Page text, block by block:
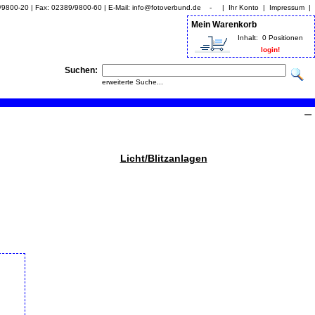
9800-20 | Fax: 02389/9800-60 | E-Mail: info@fotoverbund.de - | Ihr Konto | Impressum |
Mein Warenkorb
Inhalt:
0 Positionen
login!
Suchen:
erweiterte Suche...
Licht/Blitzanlagen